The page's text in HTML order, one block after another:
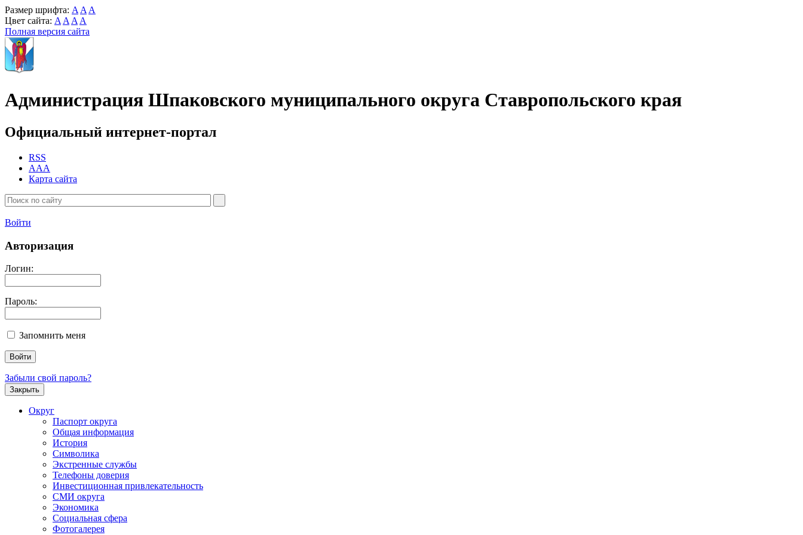
Размер шрифта: A A A
Цвет сайта: A A A A
Полная версия сайта
Администрация Шпаковского муниципального округа Ставропольского края
Официальный интернет-портал
RSS
AAA
Карта сайта
Войти
Авторизация
Логин:
Пароль:
Запомнить меня
Забыли свой пароль?
Закрыть
Округ
Паспорт округа
Общая информация
История
Символика
Экстренные службы
Телефоны доверия
Инвестиционная привлекательность
СМИ округа
Экономика
Социальная сфера
Фотогалерея